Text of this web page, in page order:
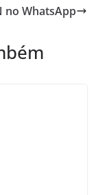
no WhatsApp